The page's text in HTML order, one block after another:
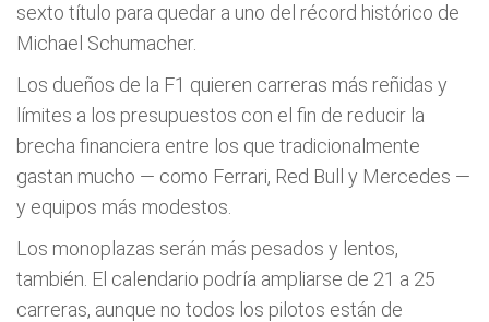
sexto título para quedar a uno del récord histórico de
Michael Schumacher.
Los dueños de la F1 quieren carreras más reñidas y
límites a los presupuestos con el fin de reducir la
brecha financiera entre los que tradicionalmente
gastan mucho — como Ferrari, Red Bull y Mercedes —
y equipos más modestos.
Los monoplazas serán más pesados y lentos,
también. El calendario podría ampliarse de 21 a 25
carreras, aunque no todos los pilotos están de